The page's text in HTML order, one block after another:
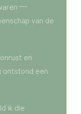
—
van de
en
ontstond een
ik die